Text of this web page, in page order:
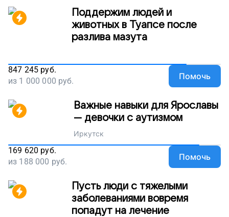
Поддержим людей и
животных в Туапсе после
разлива мазута
847 245 руб.
из 1 000 000 руб. Помочь
Важные навыки для Ярославы
— девочки с аутизмом
Иркутск
169 620 руб.
из 188 000 руб. Помочь
Пусть люди с тяжелыми
заболеваниями вовремя
попадут на лечение